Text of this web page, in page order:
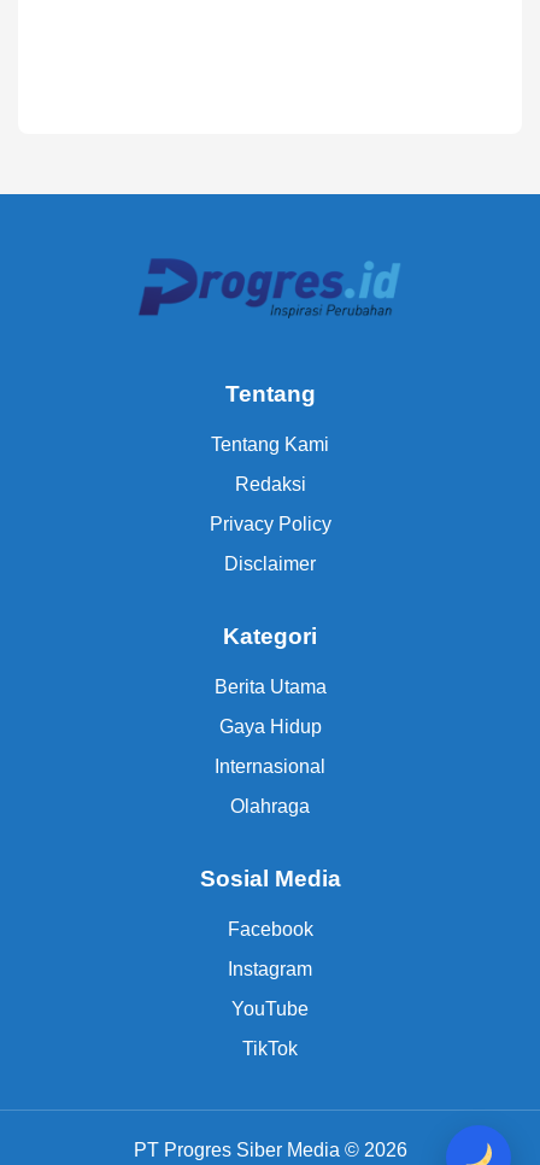
Tentang
Tentang Kami
Redaksi
Privacy Policy
Disclaimer
Kategori
Berita Utama
Gaya Hidup
Internasional
Olahraga
Sosial Media
Facebook
Instagram
YouTube
TikTok
PT Progres Siber Media © 2026